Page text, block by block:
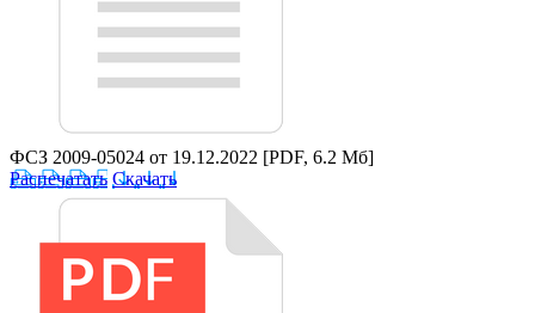
ФСЗ 2009-05024 от 19.12.2022 [PDF, 6.2 Мб]
Распечатать Скачать